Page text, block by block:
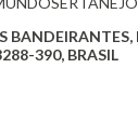
390, BRASIL